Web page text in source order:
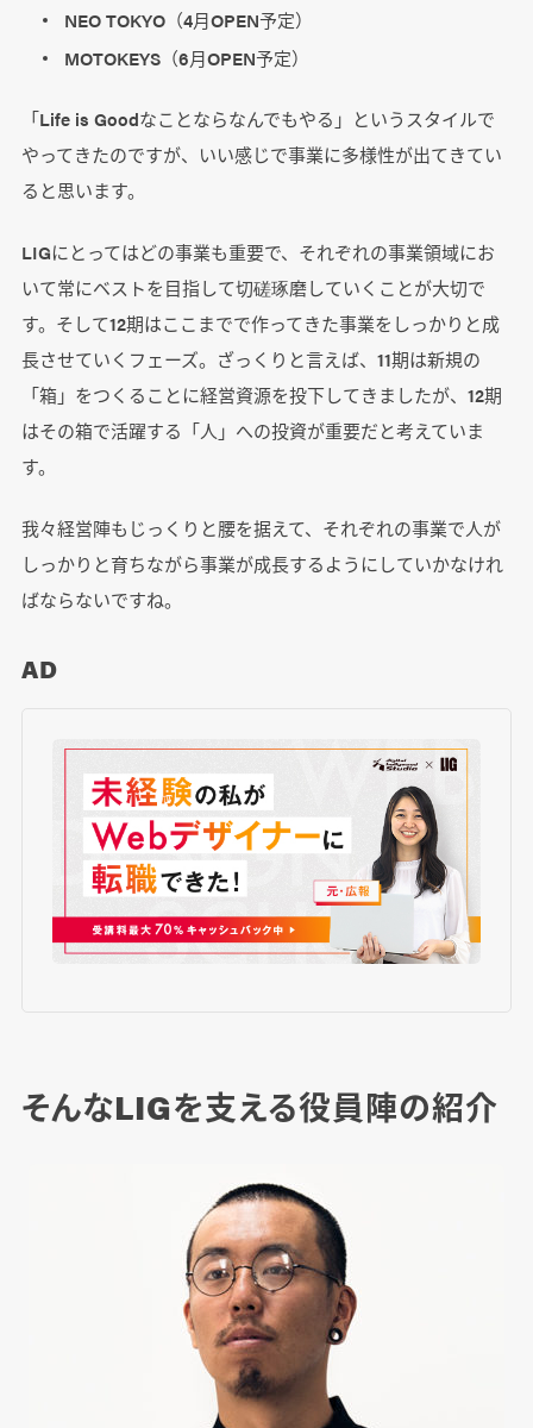
NEO TOKYO（4月OPEN予定）
MOTOKEYS（6月OPEN予定）
「Life is Goodなことならなんでもやる」というスタイルで
やってきたのですが、いい感じで事業に多様性が出てきてい
ると思います。
LIGにとってはどの事業も重要で、それぞれの事業領域にお
いて常にベストを目指して切磋琢磨していくことが大切で
す。そして12期はここまでで作ってきた事業をしっかりと成
長させていくフェーズ。ざっくりと言えば、11期は新規の
「箱」をつくることに経営資源を投下してきましたが、12期
はその箱で活躍する「人」への投資が重要だと考えていま
す。
我々経営陣もじっくりと腰を据えて、それぞれの事業で人が
しっかりと育ちながら事業が成長するようにしていかなけれ
ばならないですね。
AD
そんなLIGを支える役員陣の紹介